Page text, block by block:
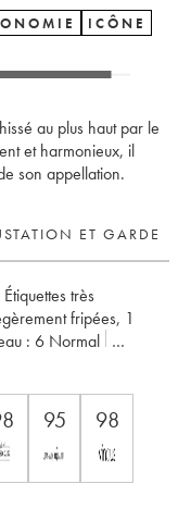
ICÔNE
au plus haut par le
et harmonieux, il
son appellation.
ET GARDE
très
fripées, 1
: 6 Normal
95 98